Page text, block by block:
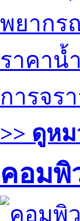
พยากร
ราคาน้
การจร
>> ดูห
คอมพิ